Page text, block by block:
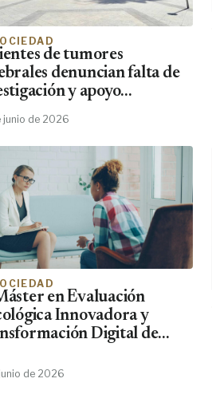
de tumores
denuncian falta de
y apoyo
junio de 2026
en Evaluación
Innovadora y
Digital de
que el 87% de los
de 2026